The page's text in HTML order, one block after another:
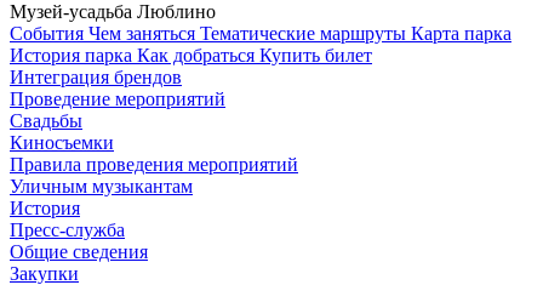
Музей-усадьба Люблино
Cобытия Чем заняться Тематические маршруты Карта парка
История парка Как добраться Купить билет
Интеграция брендов
Проведение мероприятий
Свадьбы
Киносъемки
Правила проведения мероприятий
Уличным музыкантам
История
Пресс-служба
Общие сведения
Закупки